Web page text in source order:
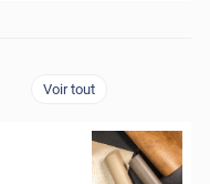
Voir tout